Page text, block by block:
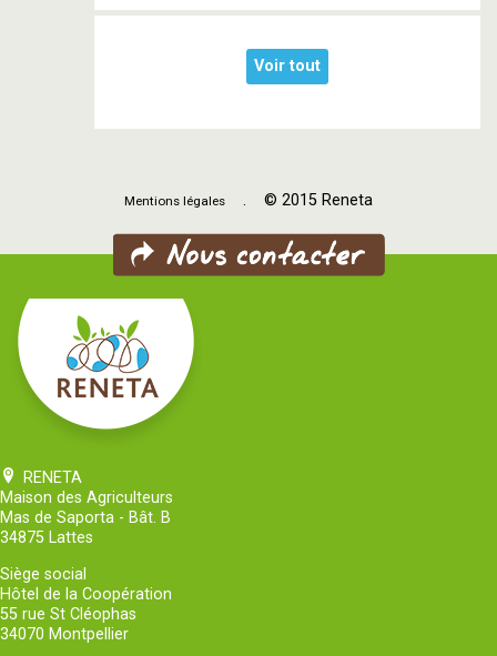
Voir tout
Mentions légales . © 2015 Reneta
RENETA
Maison des Agriculteurs
Mas de Saporta - Bât. B
34875 Lattes
Siège social
Hôtel de la Coopération
55 rue St Cléophas
34070 Montpellier